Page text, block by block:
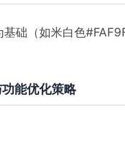
基础（如米白色
能优化策略